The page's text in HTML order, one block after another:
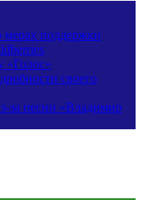
поддержки
«Голос»
своего
за песни «Владимир